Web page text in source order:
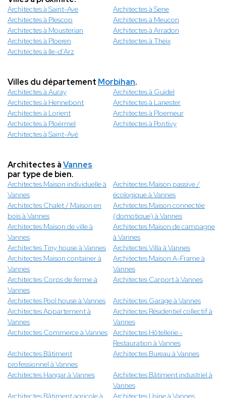
Architectes à Saint-Ave
Architectes à Sene
Architectes à Plescop
Architectes à Meucon
Architectes à Mousterian
Architectes à Arradon
Architectes à Ploeren
Architectes à Theix
Architectes à Ile-d'Arz
Villes du département Morbihan.
Architectes à Auray
Architectes à Guidel
Architectes à Hennebont
Architectes à Lanester
Architectes à Lorient
Architectes à Ploemeur
Architectes à Ploërmel
Architectes à Pontivy
Architectes à Saint-Avé
Architectes àVannes
par type de bien.
Architectes Maison individuelle à
Vannes
Architectes Maison passive /
écologique à Vannes
Architectes Chalet / Maison en
bois à Vannes
Architectes Maison connectée
(domotique) à Vannes
Architectes Maison de ville à
Vannes
Architectes Maison de campagne
à Vannes
Architectes Tiny house à Vannes
Architectes Villa à Vannes
Architectes Maison container à
Vannes
Architectes Maison A-Frame à
Vannes
Architectes Corps de ferme à
Vannes
Architectes Carport à Vannes
Architectes Pool house à Vannes
Architectes Garage à Vannes
Architectes Appartement à
Vannes
Architectes Résidentiel collectif à
Vannes
Architectes Commerce à Vannes
Architectes Hôtellerie -
Restauration à Vannes
Architectes Bâtiment
professionnel à Vannes
Architectes Bureau à Vannes
Architectes Hangar à Vannes
Architectes Bâtiment industriel à
Vannes
Architectes Bâtiment agricole à
Architectes Usine à Vannes